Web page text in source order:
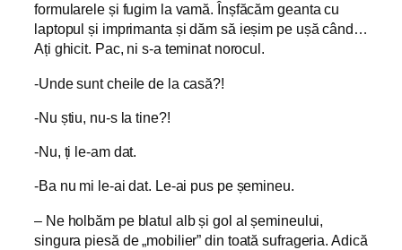
formularele și fugim la vamă. Înșfăcăm geanta cu
laptopul și imprimanta și dăm să ieșim pe ușă când…
Ați ghicit. Pac, ni s-a teminat norocul.
-Unde sunt cheile de la casă?!
-Nu știu, nu-s la tine?!
-Nu, ți le-am dat.
-Ba nu mi le-ai dat. Le-ai pus pe șemineu.
– Ne holbăm pe blatul alb și gol al șemineului,
singura piesă de „mobilier” din toată sufrageria. Adică